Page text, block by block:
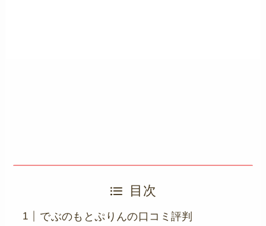
目次
でぶのもとぷりんの口コミ評判